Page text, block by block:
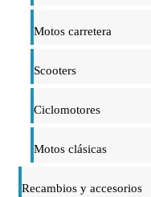
Motos carretera
Scooters
Ciclomotores
Motos clásicas
Recambios y accesorios